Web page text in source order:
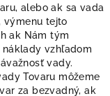
alebo ak sa vada
výmenu tejto
ak Nám tým
náklady vzhľadom
vady.
Tovaru môžeme
za bezvadný, ak